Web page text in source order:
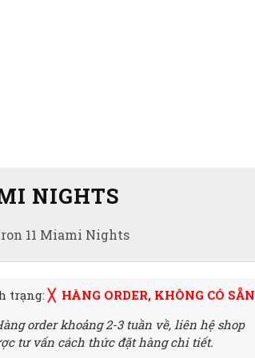
11 Miami Nights
NIGHTS
trạng:╳ HÀNG ORDER, KHÔNG CÓ SẴN
order khoảng 2-3 tuần về,liên hệ shop
tư vấn cách thức đặt hàng chi tiết.